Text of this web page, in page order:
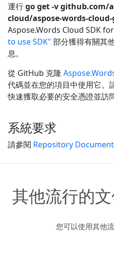
運行go get -v github.com/
cloud/aspose-words-
Aspose.Words Cloud SDK
to use SDK" 部分獲得有關其
息。
從 GitHub 克隆
代碼並在您的項目中使用它。
快速獲取必要的安全憑證並訪
系統要求
請參閱 Repository
其他流行的
您可以使用其他